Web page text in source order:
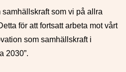
som vi på allra
för att fortsatt arbeta mot vårt
som samhällskraft i
2030”.